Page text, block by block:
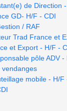
de Direction
GD- H/F - CDI
/ RAF
Trad France et
et Export - H/F -
pôle ADV -
vendanges
mobile - H/F